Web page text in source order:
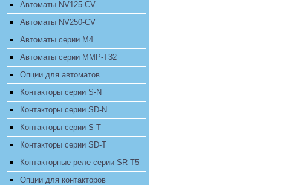
Автоматы NV125-CV
Автоматы NV250-CV
Автоматы серии M4
Автоматы серии MMP-T32
Опции для автоматов
Контакторы серии S-N
Контакторы серии SD-N
Контакторы серии S-T
Контакторы серии SD-T
Контакторные реле серии SR-T5
Опции для контакторов